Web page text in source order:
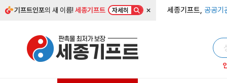
기프트인포의 새 이름!세종기프트 자세히 × 세종기프트, 공공기